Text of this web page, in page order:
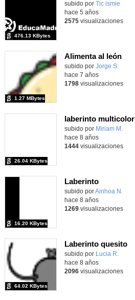
Contenido educativo.
subido por Tic ismie
476.13 KBytes
hace 5 años
2575visualizaciones
Alimenta al león
Contenido educativo.
subido por Jorge S.
1.27 MBytes
hace 7 años
1798visualizaciones
laberinto multicolor
subido por Miriam M.
26.04 KBytes
hace 8 años
1444visualizaciones
Laberinto
subido porAinhoa N.
16.20 KBytes
hace 8 años
1269visualizaciones
Laberinto quesito
subido por Lucia R.
64.02 KBytes
hace 8 años
2096visualizaciones